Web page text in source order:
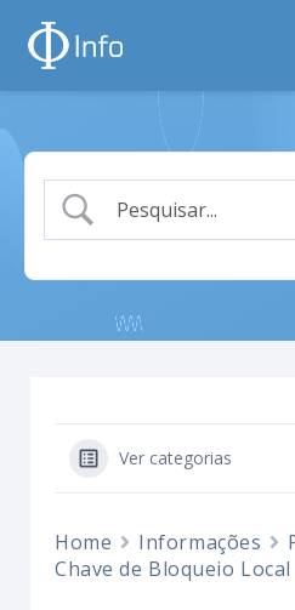
Ver categorias
Home Informações
Chave de Bloqueio Local